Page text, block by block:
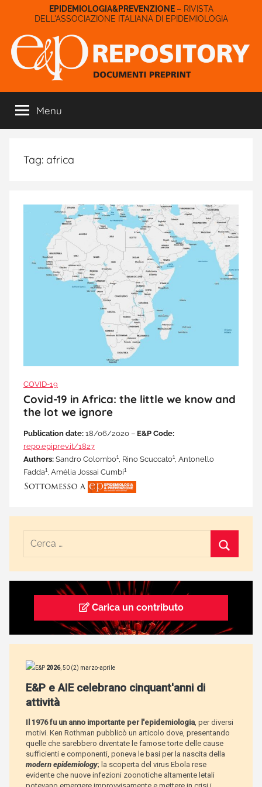
contenuto
– RIVISTA
DELL'ASSOCIAZIONE ITALIANA DI EPIDEMIOLOGIA
E&P
Repository
Menu
Tag: africa
COVID-19
Covid-19 in Africa: the little we know and
the lot we ignore
Publication date: 18/06/2020 – E&P Code:
repo.epiprev.it/1827
Authors: Sandro Colombo1 , Rino Scuccato1
, Antonello
Fadda1 , Amélia Jossai Cumbi1
Carica un contributo